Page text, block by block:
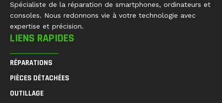
Spécialiste de la réparation de smartphones, ordinateurs et
consoles. Nous redonnons vie à votre technologie avec
expertise et précision.
LIENS RAPIDES
RÉPARATIONS
PIÈCES DÉTACHÉES
OUTILLAGE